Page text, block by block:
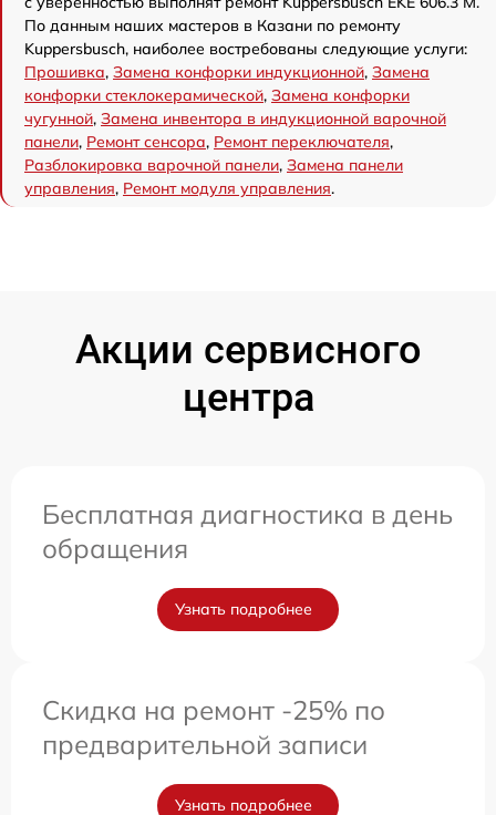
По данным наших мастеров в Казани по ремонту
Kuppersbusch, наиболее востребованы следующие услуги:
Прошивка, Замена конфорки индукционной, Замена
конфорки стеклокерамической, Замена конфорки
чугунной, Замена инвентора в индукционной варочной
панели, Ремонт сенсора, Ремонт переключателя,
Разблокировка варочной панели, Замена панели
управления, Ремонт модуля управления.
Акции сервисного
центра
Бесплатная диагностика в день
обращения
Узнать подробнее
Скидка на ремонт -25% по
предварительной записи
Узнать подробнее